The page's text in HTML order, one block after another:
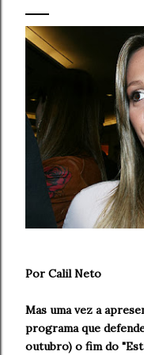
Por Calil Neto
Mas uma vez a
programa que
outubro) o fim do